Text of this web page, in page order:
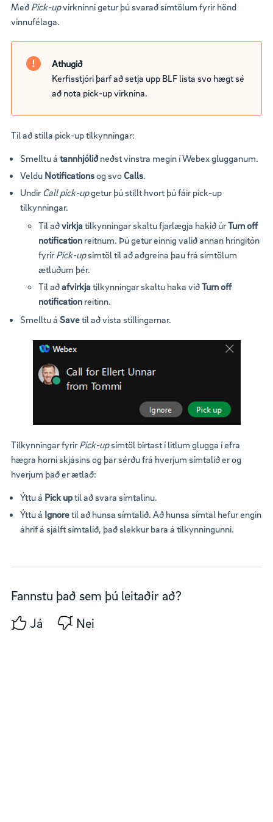
Með Pick-upvirkninni getur þú svarað símtölum fyrir hönd
vinnufélaga.
Athugið
Kerfisstjóri þarf að setja upp BLF lista svo hægt sé
að nota pick-up virknina.
Til að stilla pick-up tilkynningar:
Smelltu á tannhjóliðneðst vinstra megin í Webex glugganum.
Veldu Notificationsog svoCalls.
Undir Call pick-upgetur þú stillt hvort þú fáir pick-up
tilkynningar.
Til aðvirkjatilkynningar skaltu fjarlægja hakið úrTurn off
notification reitnum. Þú getur einnig valið annan hringitón
fyrirPick-upsimtöl til að aðgreina þau frá símtölum
ætluðum þér.
Til aðafvirkjatilkynningar skaltu haka viðTurn off
notification reitinn.
Smelltu á Savetil að vista stillingarnar.
Tilkynningar fyrirPick-upsímtöl birtast í litlum glugga í efra
hægra horni skjásins og þar sérðu frá hverjum símtalið er og
hverjum það er ætlað:
Ýttu á Pick uptil að svara símtalinu.
Ýttu á Ignoretil að hunsa símtalið. Að hunsa símtal hefur engin
áhrif á sjálft símtalið, það slekkur bara á tilkynningunni.
Fannstu það sem þú leitaðir að?
Já
Nei